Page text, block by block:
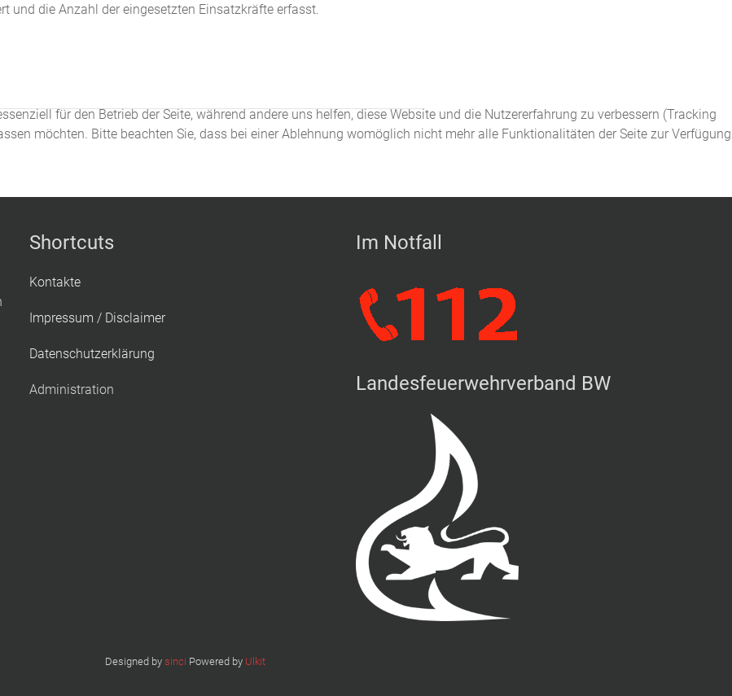
und die Anzahl der eingesetzten Einsatzkräfte erfasst.
Shortcuts
Kontakte
Impressum / Disclaimer
Datenschutzerklärung
Administration
Im Notfall
Landesfeuerwehrverband BW
Designed by sinci Powered by Ulkit
für den Betrieb der Seite, während andere uns helfen, diese Website und die Nutzererfahrung zu verbessern (Tracking
möchten. Bitte beachten Sie, dass bei einer Ablehnung womöglich nicht mehr alle Funktionalitäten der Seite zur Verfügung